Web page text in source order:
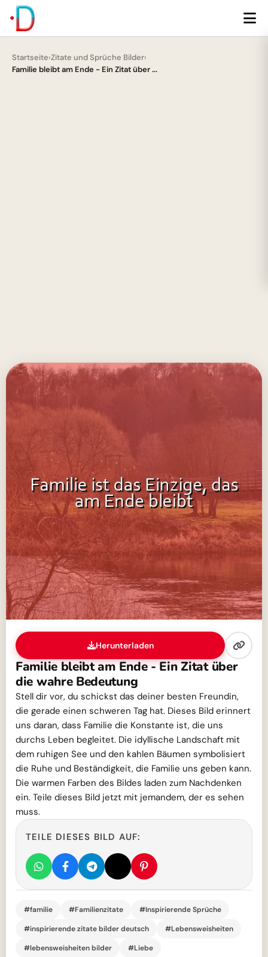
Startseite›Zitate und Sprüche Bilder›
Familie bleibt am Ende - Ein Zitat über ...
Herunterladen
Familie bleibt am Ende - Ein Zitat über
die wahre Bedeutung
Stell dir vor, du schickst das deiner besten Freundin,
die gerade einen schweren Tag hat. Dieses Bild erinnert
uns daran, dass Familie die Konstante ist, die uns
durchs Leben begleitet. Die idyllische Landschaft mit
dem ruhigen See und den kahlen Bäumen symbolisiert
die Ruhe und Beständigkeit, die Familie uns geben kann.
Die warmen Farben des Bildes laden zum Nachdenken
ein. Teile dieses Bild jetzt mit jemandem, der es sehen
muss.
TEILE DIESES BILD AUF:
#familie #Familienzitate
#Inspirierende Sprüche
#inspirierende zitate bilder deutsch
#Lebensweisheiten
#lebensweisheiten bilder
#Liebe